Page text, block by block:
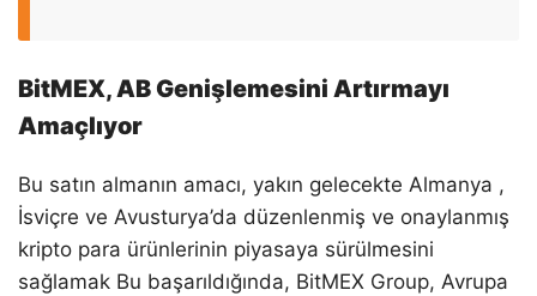
BitMEX, AB Genişlemesini Artırmayı
Amaçlıyor
Bu satın almanın amacı, yakın gelecekte Almanya ,
İsviçre ve Avusturya’da düzenlenmiş ve onaylanmış
kripto para ürünlerinin piyasaya sürülmesini
sağlamak Bu başarıldığında, BitMEX Group, Avrupa